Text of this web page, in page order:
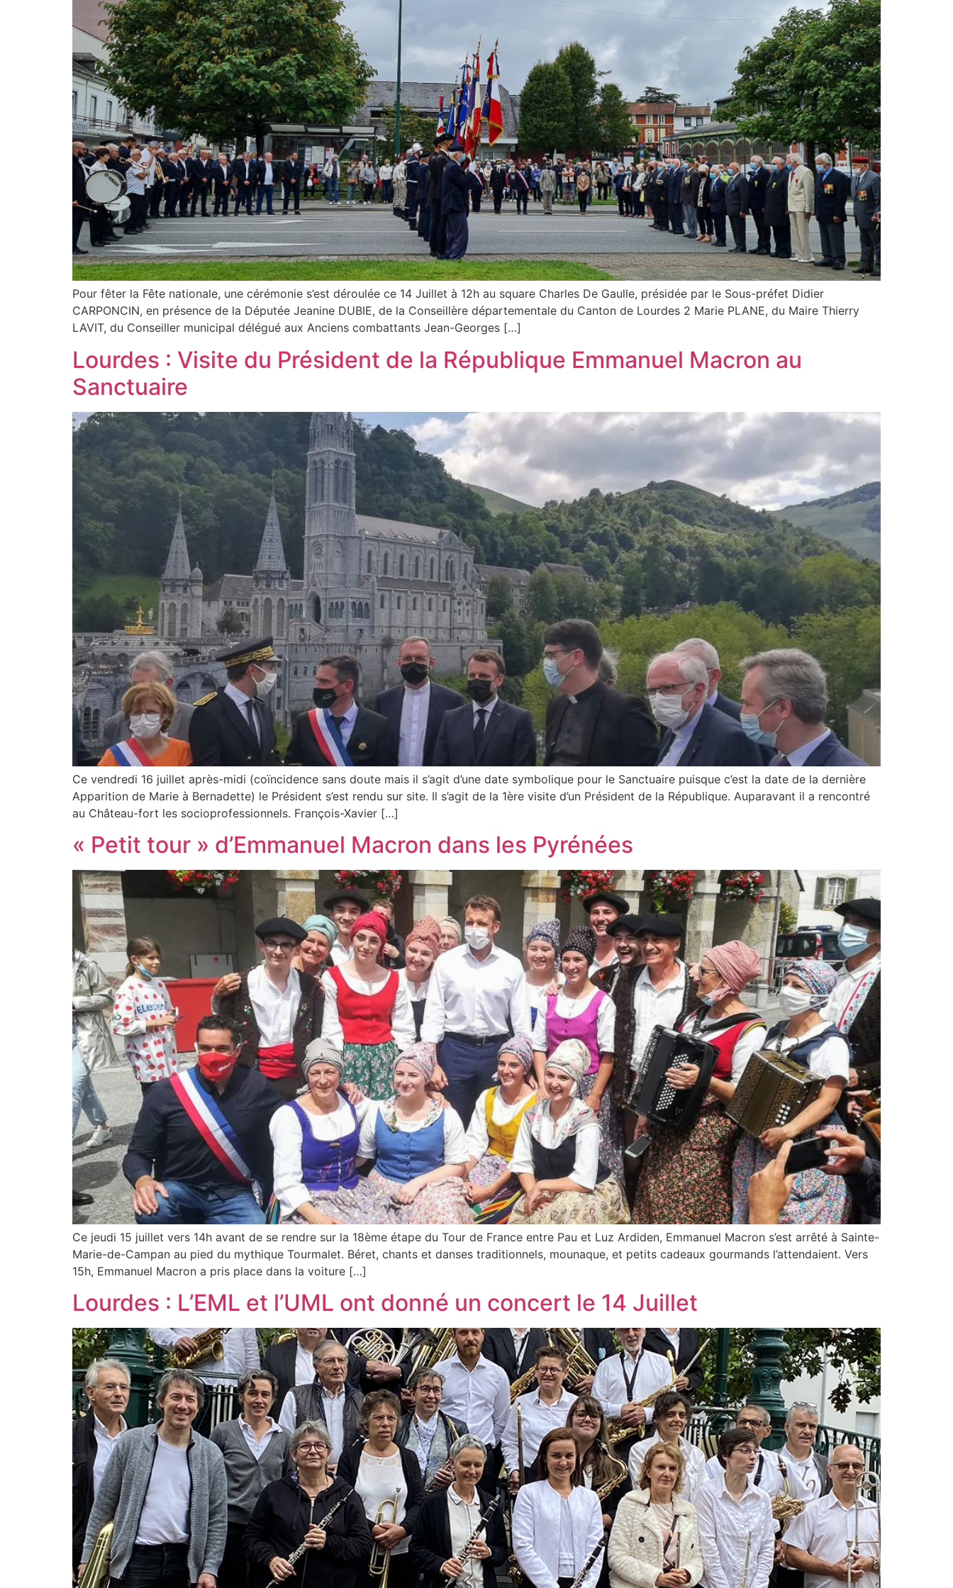
Pour fêter la Fête nationale, une cérémonie s’est déroulée ce 14 Juillet à 12h au square Charles De Gaulle, présidée par le Sous-préfet Didier
CARPONCIN, en présence de la Députée Jeanine DUBIE, de la Conseillère départementale du Canton de Lourdes 2 Marie PLANE, du Maire Thierry
LAVIT, du Conseiller municipal délégué aux Anciens combattants Jean-Georges […]
Lourdes : Visite du Président de la République Emmanuel Macron au
Sanctuaire
Ce vendredi 16 juillet après-midi (coïncidence sans doute mais il s’agit d’une date symbolique pour le Sanctuaire puisque c’est la date de la dernière
Apparition de Marie à Bernadette) le Président s’est rendu sur site. Il s’agit de la 1ère visite d’un Président de la République. Auparavant il a rencontré
au Château-fort les socioprofessionnels. François-Xavier […]
« Petit tour » d’Emmanuel Macron dans les Pyrénées
Ce jeudi 15 juillet vers 14h avant de se rendre sur la 18ème étape du Tour de France entre Pau et Luz Ardiden, Emmanuel Macron s’est arrêté à Sainte-
Marie-de-Campan au pied du mythique Tourmalet. Béret, chants et danses traditionnels, mounaque, et petits cadeaux gourmands l’attendaient. Vers
15h, Emmanuel Macron a pris place dans la voiture […]
Lourdes : L’EML et l’UML ont donné un concert le 14 Juillet